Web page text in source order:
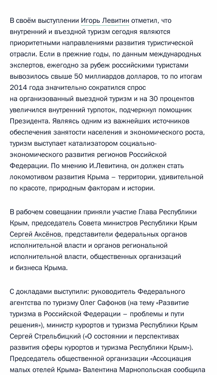
В своём выступлении Игорь Левитин отметил, что
внутренний и въездной туризм сегодня являются
приоритетными направлениями развития туристической
отрасли. Если в прежние годы, по данным международных
экспертов, ежегодно за рубеж российскими туристами
вывозилось свыше 50 миллиардов долларов, то по итогам
2014 года значительно сократился спрос
на организованный выездной туризм и на 30 процентов
увеличился внутренний турпоток, подчеркнул помощник
Президента. Являясь одним из важнейших источников
обеспечения занятости населения и экономического роста,
туризм выступает катализатором социально-
экономического развития регионов Российской
Федерации. По мнению И.Левитина, он должен стать
локомотивом развития Крыма – территории, удивительной
по красоте, природным факторам и истории.
В рабочем совещании приняли участие Глава Республики
Крым, председатель Совета министров Республики Крым
Сергей Аксёнов, представители федеральных органов
исполнительной власти и органов региональной
исполнительной власти, общественных организаций
и бизнеса Крыма.
С докладами выступили: руководитель Федерального
агентства по туризму Олег Сафонов (на тему «Развитие
туризма в Российской Федерации – проблемы и пути
решения»), министр курортов и туризма Республики Крым
Сергей Стрельбицкий («О состоянии и перспективах
развития сферы курортов и туризма Республики Крым»).
Председатель общественной организации «Ассоциация
малых отелей Крыма» Валентина Марнопольская сообщила